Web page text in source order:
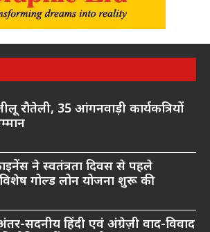
रौतेली, 35 आंगनवाड़ी कार्यकत्रियों
ने स्वतंत्रता दिवस से पहले
गोल्ड लोन योजना शुरू की
सदनीय हिंदी एवं अंग्रेज़ी वाद-विवाद